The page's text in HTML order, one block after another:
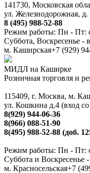
141730, Московская
ул. Железнодорожная, д.
8 (495) 988-52-88
Режим работы: Пн - Пт:
Суббота, Воскресенье -
м. Каширская+7 (929)
МИДЛ на Каширке
Розничная торговля и
115409, г. Москва, м.
ул. Кошкина д.4 (вход
8(929) 944-06-36
8(966) 088-51-90
8(495) 988-52-88 (доб.
Режим работы: Пн - Пт:
Суббота и Воскресенье
м. Красносельская+7